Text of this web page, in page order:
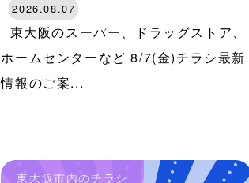
2026.08.07
東大阪のスーパー、ドラッグストア、
ホームセンターなど 8/7(金)チラシ最新
情報のご案...
東大阪市内のチラシ